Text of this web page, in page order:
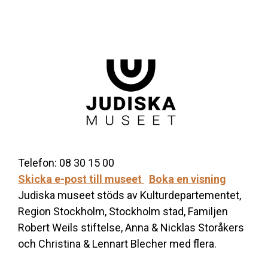
Telefon: 08 30 15 00
Skicka e-post till museet
Boka en visning
Judiska museet stöds av Kulturdepartementet,
Region Stockholm, Stockholm stad, Familjen
Robert Weils stiftelse, Anna & Nicklas Storåkers
och Christina & Lennart Blecher med flera.